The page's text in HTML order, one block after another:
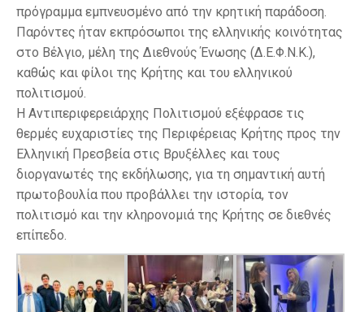
πρόγραμμα εμπνευσμένο από την κρητική παράδοση.
Παρόντες ήταν εκπρόσωποι της ελληνικής κοινότητας
στο Βέλγιο, μέλη της Διεθνούς Ένωσης (Δ.Ε.Φ.Ν.Κ.),
καθώς και φίλοι της Κρήτης και του ελληνικού
πολιτισμού.
Η Αντιπεριφερειάρχης Πολιτισμού εξέφρασε τις
θερμές ευχαριστίες της Περιφέρειας Κρήτης προς την
Ελληνική Πρεσβεία στις Βρυξέλλες και τους
διοργανωτές της εκδήλωσης, για τη σημαντική αυτή
πρωτοβουλία που προβάλλει την ιστορία, τον
πολιτισμό και την κληρονομιά της Κρήτης σε διεθνές
επίπεδο.